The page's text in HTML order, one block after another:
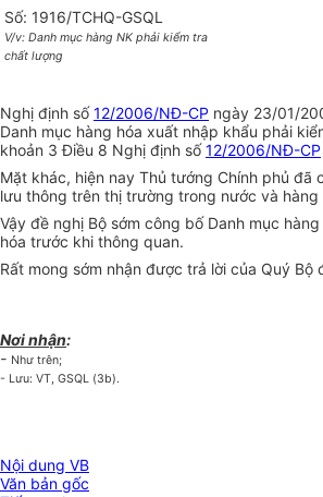
Số: 1916/TCHQ-GSQL
V/v: Danh mục hàng NK phải kiểm tra
chất lượng
Nghị định số12/2006/NĐ-CP ngày 23/01/
Danh mục hàng hóa xuất nhập khẩu phải
khoản 3 Điều 8 Nghị định số12/2006/NĐ-CP
Mặt khác, hiện nay Thủ tướng Chính phủ đã
lưu thông trên thị trường trong nước và
Vậy đề nghị Bộ sớm công bố Danh mục
hóa trước khi thông quan.
Rất mong sớm nhận được trả lời của Quý
Nơi nhận:
- Như trên;
- Lưu: VT, GSQL (3b).
Nội dung VB
Văn bản gốc